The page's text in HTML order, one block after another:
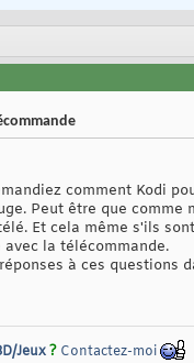
comment Kodi
Peut être que
Et cela même s'ils
la télécommande.
à ces questions
Jeux? Contactez-moi